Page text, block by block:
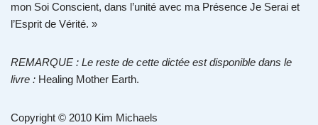
mon Soi Conscient, dans l’unité avec ma Présence Je Serai et
l’Esprit de Vérité. »
REMARQUE : Le reste de cette dictée est disponible dans le
livre : Healing Mother Earth.
Copyright © 2010 Kim Michaels